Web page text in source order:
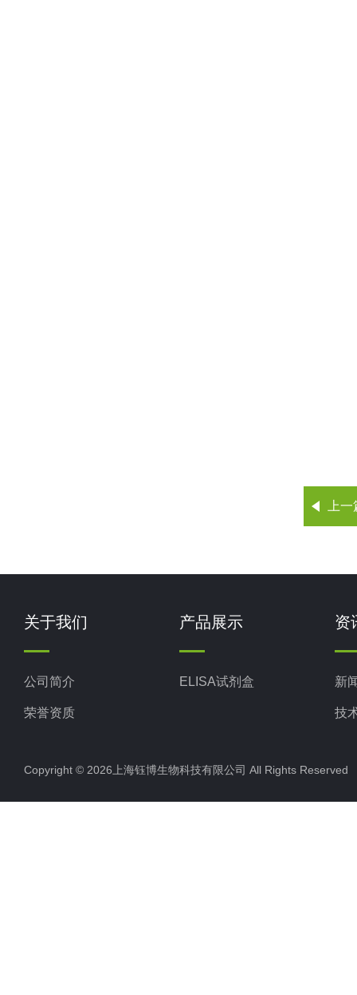
上
关于我们
公司简介
荣誉资质
产品展示
ELISA试剂盒
资
新
技
Copyright © 2026上海钰博生物科技有限公司 All Rights